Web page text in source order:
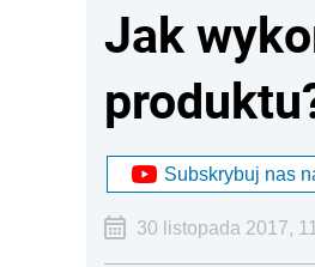
Jak
Subskrybuj nas
30 listopada 2017,